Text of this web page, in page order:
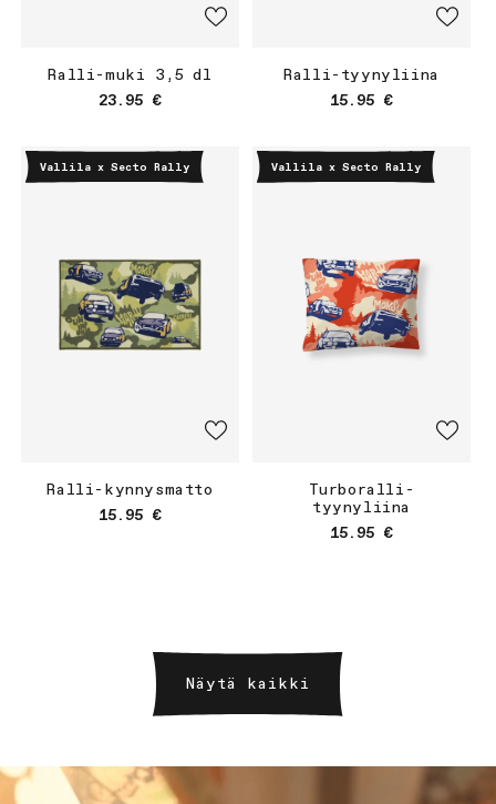
Ralli-muki 3,5 dl
Normaalihinta
23.95 €
Ralli-tyynyliina
Normaalihinta
15.95 €
Ralli-kynnysmatto
Normaalihinta
15.95 €
Vallila x Secto Rally
Turboralli-
tyynyliina
Normaalihinta
15.95 €
Vallila x Secto Rally
Näytä kaikki